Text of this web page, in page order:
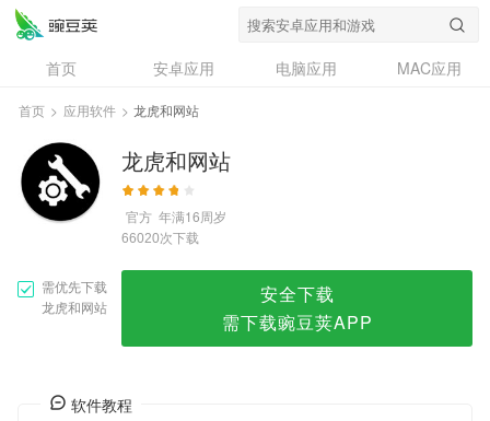
首页 安卓应用 电脑应用
MAC应用
资讯
专题
问答
首页 > 应用软件 > 龙虎和网站
龙虎和网站
官方 年满16周岁
66020次下载
需优先下载
龙虎和网站
安全下载
需下载豌豆荚APP
软件教程